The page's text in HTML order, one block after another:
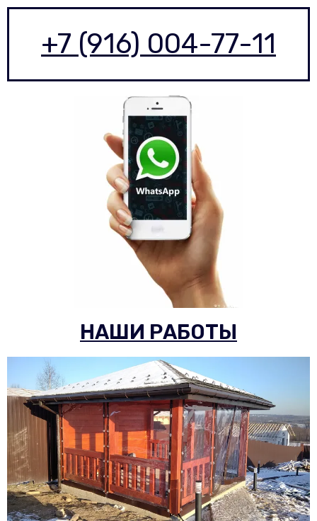
+7 (916) 004-77-11
НАШИ РАБОТЫ